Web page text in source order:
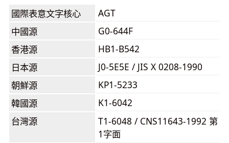
國際表意文字核心
AGT
中國源
G0-644F
香港源
HB1-B542
日本源
J0-5E5E / JIS X 0208-1990
朝鮮源
KP1-5233
韓國源
K1-6042
台灣源
T1-6048 / CNS11643-1992 第
1字面